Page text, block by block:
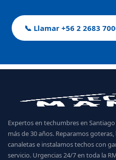
📞 Llamar +56 2 2683
Expertos en techumbres en
más de 30 años. Reparamos
canaletas e instalamos techos con
servicio. Urgencias 24/7 en toda la